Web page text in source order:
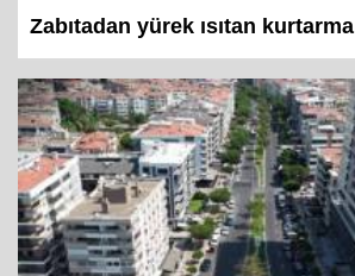
Zabıtadan yürek ısıtan kurtarma